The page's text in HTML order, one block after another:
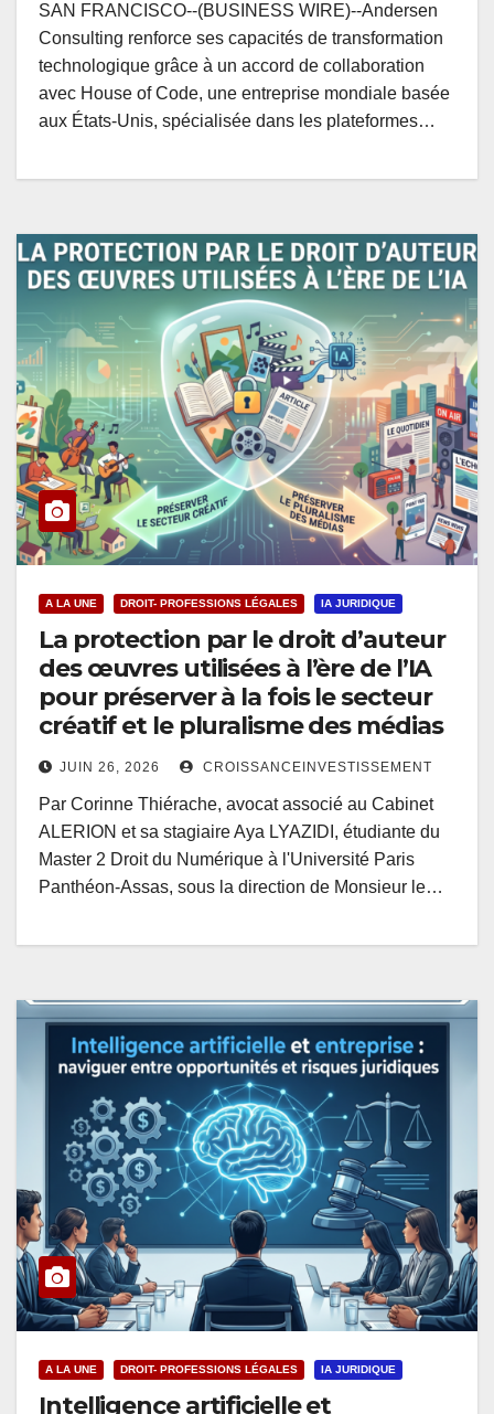
SAN FRANCISCO--(BUSINESS WIRE)--Andersen
Consulting renforce ses capacités de transformation
technologique grâce à un accord de collaboration
avec House of Code, une entreprise mondiale basée
aux États-Unis, spécialisée dans les plateformes…
A LA UNE DROIT- PROFESSIONS LÉGALES IA JURIDIQUE
La protection par le droit d’auteur
des œuvres utilisées à l’ère de l’IA
pour préserver à la fois le secteur
créatif et le pluralisme des médias
JUIN 26, 2026 CROISSANCEINVESTISSEMENT
Par Corinne Thiérache, avocat associé au Cabinet
ALERION et sa stagiaire Aya LYAZIDI, étudiante du
Master 2 Droit du Numérique à l'Université Paris
Panthéon-Assas, sous la direction de Monsieur le…
A LA UNE DROIT- PROFESSIONS LÉGALES IA JURIDIQUE
Intelligence artificielle et